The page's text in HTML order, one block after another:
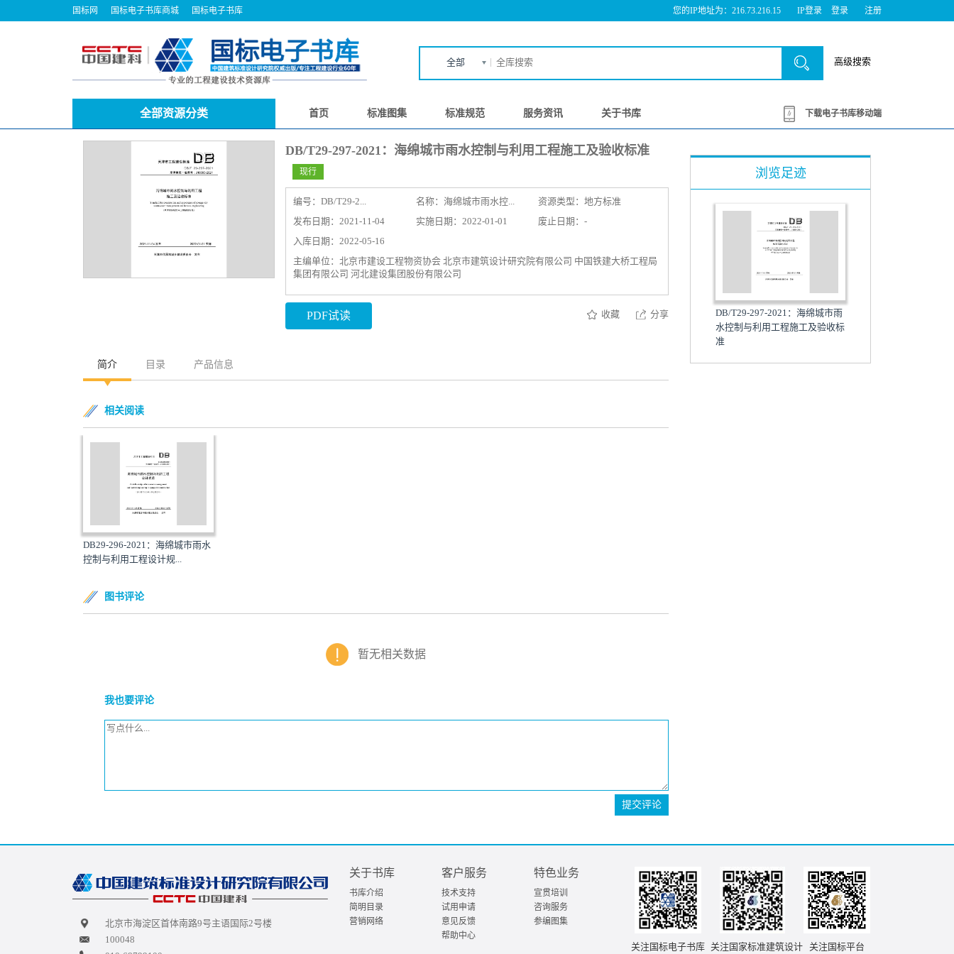
国标网 国标电子书库商城 国标电子书库 您的IP地址为：216.73.216.15 IP登录 登录 注册
全部 高级搜索
全部资源分类 首页 标准图集 标准规范 服务资讯 关于书库 下载电子书库移动端
DB/T29-297-2021：海绵城市雨水控制与利用工程施工及验收标准
现行
编号： DB/T29-2... 名称： 海绵城市雨水控...
资源类型：地方标准
发布日期：2021-11-04
实施日期：2022-01-01
废止日期：-
入库日期：2022-05-16
主编单位：北京市建设工程物资协会 北京市建筑设计研究院有限公司 中国铁建大桥工程局
集团有限公司 河北建设集团股份有限公司
PDF试读 收藏 分享
简介 目录 产品信息
相关阅读
DB29-296-2021：海绵城市雨水
控制与利用工程设计规...
图书评论
暂无相关数据
我也要评论
提交评论
浏览足迹
DB/T29-297-2021：海绵城市雨
水控制与利用工程施工及验收标
准
北京市海淀区首体南路9号主语国际2号楼
100048
关于书库
书库介绍
简明目录
营销网络
客户服务
技术支持
试用申请
意见反馈
帮助中心
特色业务
宣贯培训
咨询服务
参编图集
关注国标电子书库 关注国家标准建筑设计 关注国标平台